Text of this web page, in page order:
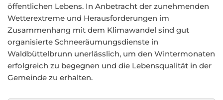
öffentlichen Lebens. In Anbetracht der zunehmenden
Wetterextreme und Herausforderungen im
Zusammenhang mit dem Klimawandel sind gut
organisierte Schneeräumungsdienste in
Waldbüttelbrunn unerlässlich, um den Wintermonaten
erfolgreich zu begegnen und die Lebensqualität in der
Gemeinde zu erhalten.